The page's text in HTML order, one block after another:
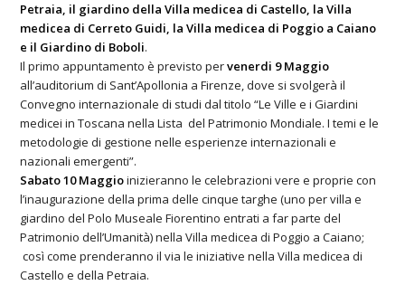
Petraia, il giardino della Villa medicea di Castello, la Villa
medicea di Cerreto Guidi, la Villa medicea di Poggio a Caiano
e il Giardino di Boboli.
Il primo appuntamento è previsto pervenerdi 9 Maggio
all’auditorium di Sant’Apollonia a Firenze, dove si svolgerà il
Convegno internazionale di studi dal titolo “Le Ville e i Giardini
medicei in Toscana nella Lista del Patrimonio Mondiale. I temi e le
metodologie di gestione nelle esperienze internazionali e
nazionali emergenti”.
Sabato 10 Maggioinizieranno le celebrazioni vere e proprie con
l’inaugurazione della prima delle cinque targhe (uno per villa e
giardino del Polo Museale Fiorentino entrati a far parte del
Patrimonio dell’Umanità) nella Villa medicea di Poggio a Caiano;
così come prenderanno il via le iniziative nella Villa medicea di
Castello e della Petraia.